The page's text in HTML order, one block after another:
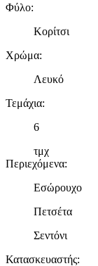
Φύλο:
Κορίτσι
Χρώμα:
Λευκό
Τεμάχια:
6
τμχ
Περιεχόμενα:
Εσώρουχο
Πετσέτα
Σεντόνι
Κατασκευαστής: